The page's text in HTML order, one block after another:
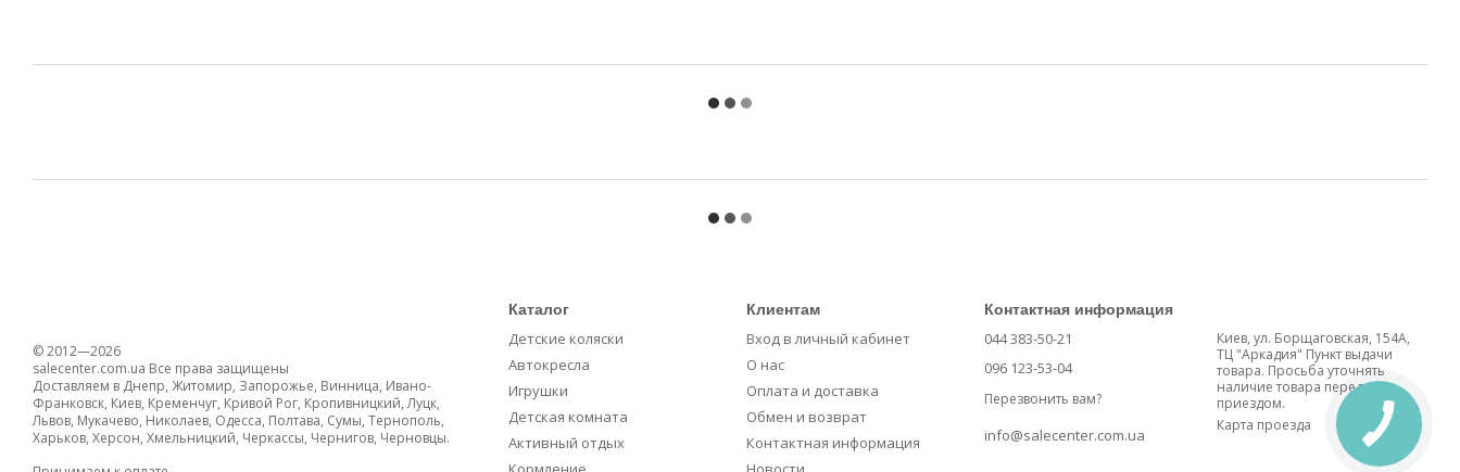
© 2012—2026
salecenter.com.ua Все права защищены
Доставляем в Днепр, Житомир, Запорожье, Винница, Ивано-
Франковск, Киев, Кременчуг, Кривой Рог, Кропивницкий, Луцк,
Львов, Мукачево, Николаев, Одесса, Полтава, Сумы, Тернополь,
Харьков, Херсон, Хмельницкий, Черкассы, Чернигов, Черновцы.
Каталог
Детские коляски
Автокресла
Игрушки
Детская комната
Активный отдых
Клиентам
Вход в личный кабинет
О нас
Оплата и доставка
Обмен и возврат
Контактная информация
Контактная информация
044 383-50-21
096 123-53-04
Перезвонить вам?
info@salecenter.com.ua
Киев, ул. Борщаговская, 154А,
ТЦ "Аркадия" Пункт выдачи
товара. Просьба уточнять
наличие товара перед
приездом.
Карта проезда